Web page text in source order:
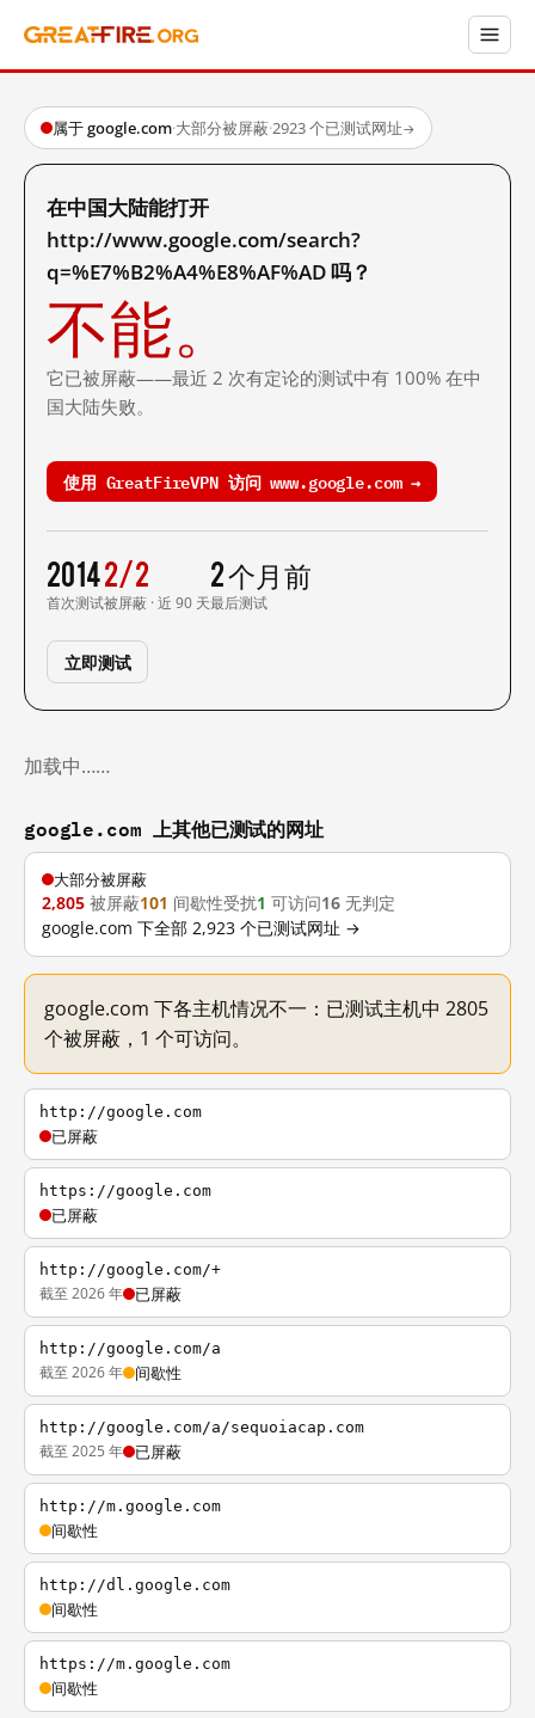
属于 google.com·大部分被屏蔽·2923 个已测试网址→
在中国大陆能打开
http://www.google.com/search?
q=%E7%B2%A4%E8%AF%AD 吗？
不能。
它已被屏蔽——最近 2 次有定论的测试中有 100% 在中
国大陆失败。
使用 GreatFireVPN 访问 www.google.com →
2014
首次测试
2/2
被屏蔽 · 近 90 天
2 个月前
最后测试
立即测试
加载中……
google.com 上其他已测试的网址
大部分被屏蔽
2,805 被屏蔽101 间歇性受扰1 可访问16 无判定
google.com 下全部 2,923 个已测试网址 →
google.com 下各主机情况不一：已测试主机中 2805
个被屏蔽，1 个可访问。
http://google.com
已屏蔽
https://google.com
已屏蔽
http://google.com/+
截至 2026 年 已屏蔽
http://google.com/a
截至 2026 年 间歇性
http://google.com/a/sequoiacap.com
截至 2025 年 已屏蔽
http://m.google.com
间歇性
http://dl.google.com
间歇性
https://m.google.com
间歇性